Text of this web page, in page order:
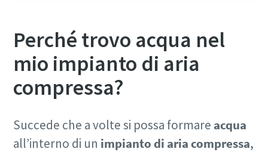
Perché trovo acqua nel
mio impianto di aria
compressa?
Succede che a volte si possa formare acqua
all’interno di un impianto di aria compressa,